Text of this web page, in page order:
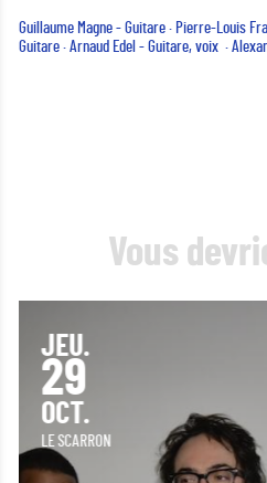
Guillaume Magne - Guitare · Pierre-Louis
Guitare · Arnaud Edel - Guitare, voix ·
Vous
JEU.
29
OCT.
LE SCARRON